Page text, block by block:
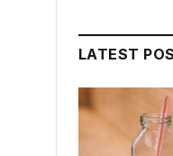
LATEST